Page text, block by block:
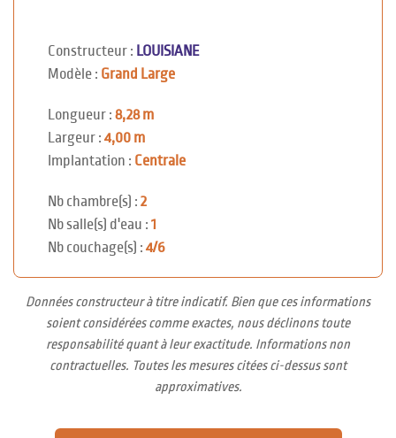
Constructeur : LOUISIANE
Modèle : Grand Large
Longueur : 8,28 m
Largeur : 4,00 m
Implantation : Centrale
Nb chambre(s) : 2
Nb salle(s) d'eau : 1
Nb couchage(s) : 4/6
Données constructeur à titre indicatif. Bien que ces informations
soient considérées comme exactes, nous déclinons toute
responsabilité quant à leur exactitude. Informations non
contractuelles. Toutes les mesures citées ci-dessus sont
approximatives.